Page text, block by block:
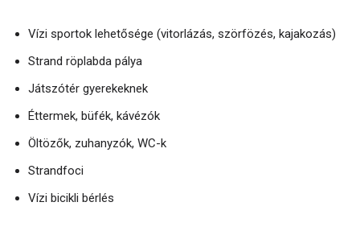
Vízi sportok lehetősége (vitorlázás, szörfözés, kajakozás)
Strand röplabda pálya
Játszótér gyerekeknek
Éttermek, büfék, kávézók
Öltözők, zuhanyzók, WC-k
Strandfoci
Vízi bicikli bérlés